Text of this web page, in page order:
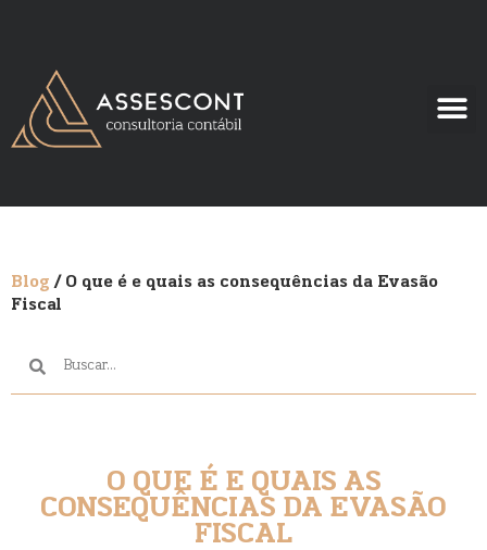
Blog/ O que é e quais as consequências da Evasão
Fiscal
O QUE É E QUAIS AS
CONSEQUÊNCIAS DA EVASÃO
FISCAL